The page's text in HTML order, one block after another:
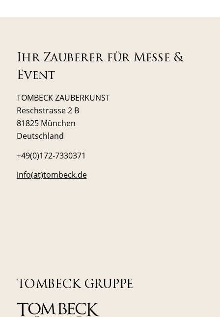
Ihr Zauberer für Messe &
Event
TOMBECK ZAUBERKUNST
Reschstrasse 2 B
81825 München
Deutschland
+49(0)172-7330371
info(at)tombeck.de
TOMBECK GRUPPE